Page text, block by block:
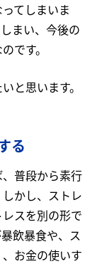
てしまいま
まい、今後の
です。
と思います。
る
普段から素行
かし、ストレ
スを別の形で
飲暴食や、ス
お金の使いす